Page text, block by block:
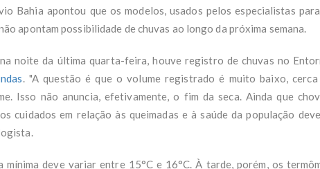
Bahia apontou que os modelos, usados pelos especialistas
apontam possibilidade de chuvas ao longo da próxima semana.
noite da última quarta-feira, houve registro de chuvas no
. "A questão é que o volume registrado é muito baixo,
Isso não anuncia, efetivamente, o fim da seca. Ainda que
cuidados em relação às queimadas e à saúde da população
mínima deve variar entre 15°C e 16°C. À tarde, porém, os